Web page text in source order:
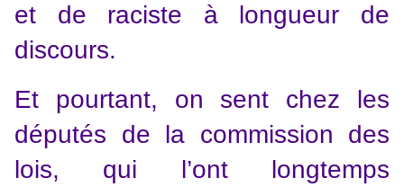
et de raciste à longueur de
discours.
Et pourtant, on sent chez les
députés de la commission des
lois, qui l’ont longtemps